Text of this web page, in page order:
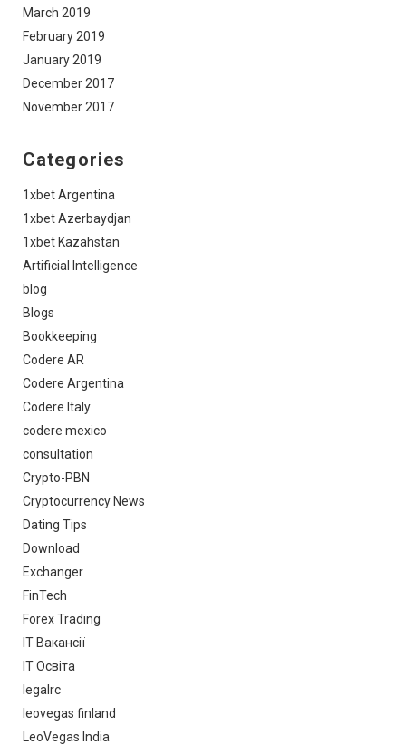
March 2019
February 2019
January 2019
December 2017
November 2017
Categories
1xbet Argentina
1xbet Azerbaydjan
1xbet Kazahstan
Artificial Intelligence
blog
Blogs
Bookkeeping
Codere AR
Codere Argentina
Codere Italy
codere mexico
consultation
Crypto-PBN
Cryptocurrency News
Dating Tips
Download
Exchanger
FinTech
Forex Trading
IT Вакансії
IT Освіта
legalrc
leovegas finland
LeoVegas India